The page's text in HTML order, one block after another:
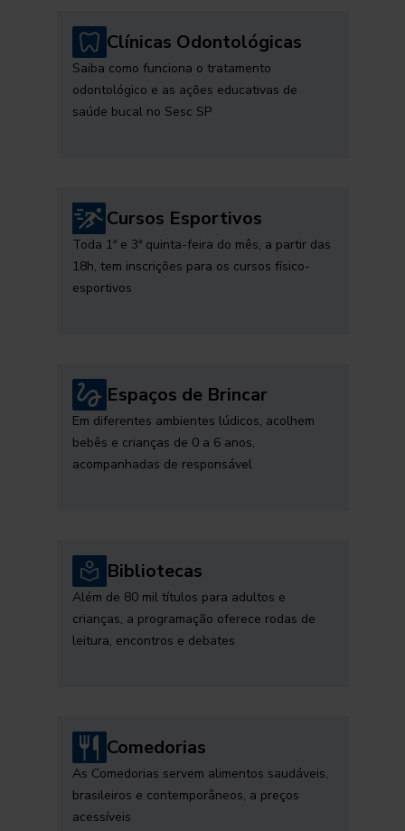
Clínicas Odontológicas
Saiba como funciona o tratamento
odontológico e as ações educativas de
saúde bucal no Sesc SP
Cursos Esportivos
Toda 1ª e 3ª quinta-feira do mês, a partir das
18h, tem inscrições para os cursos físico-
esportivos
Espaços de Brincar
Em diferentes ambientes lúdicos, acolhem
bebês e crianças de 0 a 6 anos,
acompanhadas de responsável
Bibliotecas
Além de 80 mil títulos para adultos e
crianças, a programação oferece rodas de
leitura, encontros e debates
Comedorias
As Comedorias servem alimentos saudáveis,
brasileiros e contemporâneos, a preços
acessíveis